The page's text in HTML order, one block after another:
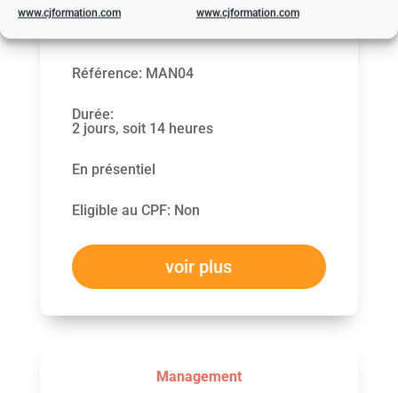
www.cjformation.com www.cjformation.com
Référence: MAN04
Durée:
2 jours, soit 14 heures
En présentiel
Eligible au CPF: Non
voir plus
Management